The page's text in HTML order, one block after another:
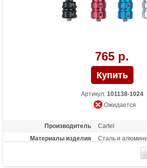
765 р.
Артикул: 101138-1024
Ожидается
Производитель
Cartel
Материалы изделия
Сталь и